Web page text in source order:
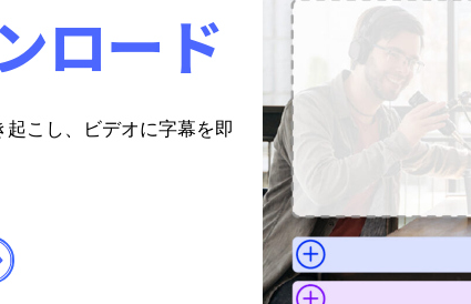
ロード
こし、ビデオに字幕を即